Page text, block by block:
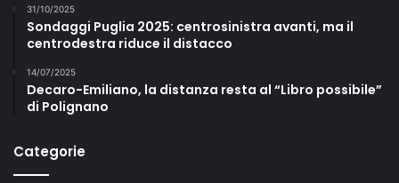
31/10/2025
Sondaggi Puglia 2025: centrosinistra avanti, ma il
centrodestra riduce il distacco
14/07/2025
Decaro-Emiliano, la distanza resta al “Libro possibile”
di Polignano
Categorie